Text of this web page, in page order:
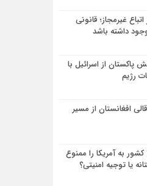
درصد از اتباع غیرمجاز؛ قانونی
داشته باشد
پاکستان از اسرائیل با
رژیم
افغانستان از مسیر
ترامپ سفر شهروندان ۱۲ کشور به آمریکا را ممنوع
یا توجیه امنیتی؟